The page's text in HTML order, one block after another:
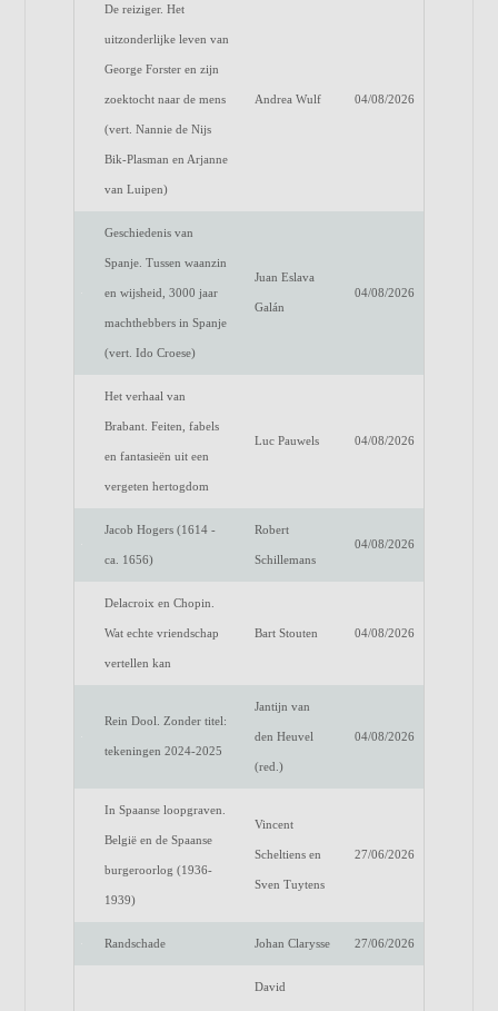
De reiziger. Het
uitzonderlijke leven van
George Forster en zijn
zoektocht naar de mens
(vert. Nannie de Nijs
Bik-Plasman en Arjanne
van Luipen)
Andrea Wulf 04/08/2026
Geschiedenis van
Spanje. Tussen waanzin
en wijsheid, 3000 jaar
machthebbers in Spanje
(vert. Ido Croese)
Juan Eslava
Galán
04/08/2026
Het verhaal van
Brabant. Feiten, fabels
en fantasieën uit een
vergeten hertogdom
Luc Pauwels 04/08/2026
Jacob Hogers (1614 -
ca. 1656)
Robert
Schillemans
04/08/2026
Delacroix en Chopin.
Wat echte vriendschap
vertellen kan
Bart Stouten 04/08/2026
Rein Dool. Zonder titel:
tekeningen 2024-2025
Jantijn van
den Heuvel
(red.)
04/08/2026
In Spaanse loopgraven.
België en de Spaanse
burgeroorlog (1936-
1939)
Vincent
Scheltiens en
Sven Tuytens
27/06/2026
Randschade Johan Clarysse 27/06/2026
David